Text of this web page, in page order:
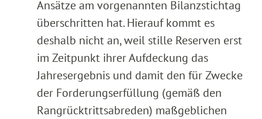
Ansätze am vorgenannten Bilanzstichtag
überschritten hat. Hierauf kommt es
deshalb nicht an, weil stille Reserven erst
im Zeitpunkt ihrer Aufdeckung das
Jahresergebnis und damit den für Zwecke
der Forderungserfüllung (gemäß den
Rangrücktrittsabreden) maßgeblichen